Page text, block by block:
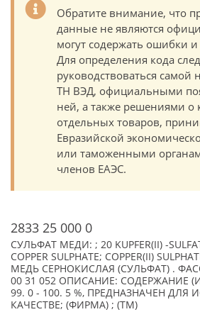
Обратите внимание, что
данные не являются
могут содержать ошибки и
Для определения кода
руководствоваться самой
ТН ВЭД, официальными
ней, а также решениями о
отдельных товаров,
Евразийской
или таможенными
членов ЕАЭС.
2833 25 000 0
СУЛЬФАТ МЕДИ: ; 20 KUPFER(II) -
COPPER SULPHATE; COPPER(II)
МЕДЬ СЕРНОКИСЛАЯ (СУЛЬФАТ) .
00 31 052 ОПИСАНИЕ: СОДЕРЖАНИЕ
99. 0 - 100. 5 %, ПРЕДНАЗНАЧЕН ДЛЯ
КАЧЕСТВЕ; (ФИРМА) ; (TM)